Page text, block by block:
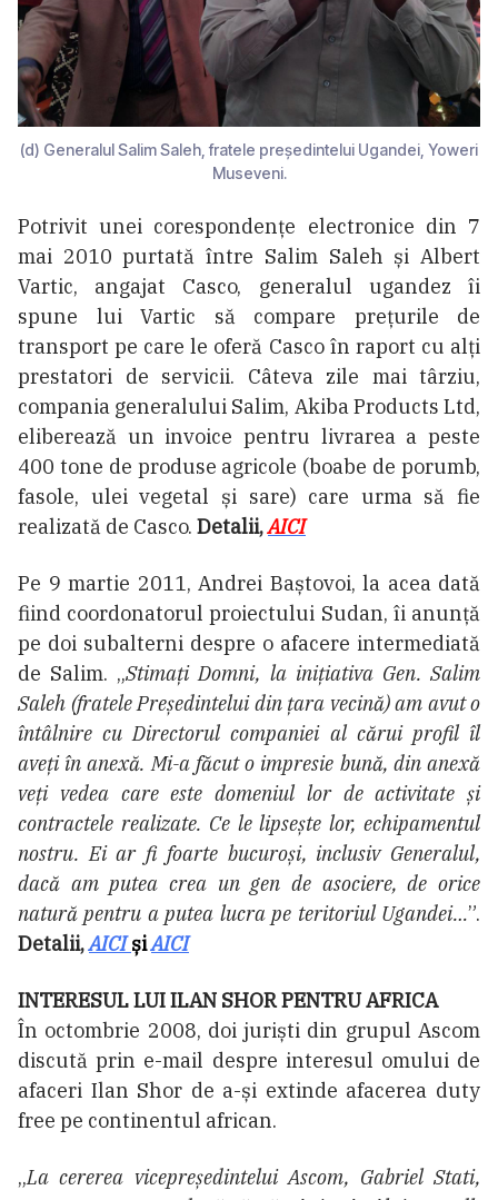
(d) Generalul Salim Saleh, fratele președintelui Ugandei, Yoweri
Museveni.
Potrivit unei corespondențe electronice din 7
mai 2010 purtată între Salim Saleh și Albert
Vartic, angajat Casco, generalul ugandez îi
spune lui Vartic să compare prețurile de
transport pe care le oferă Casco în raport cu alți
prestatori de servicii. Câteva zile mai târziu,
compania generalului Salim, Akiba Products Ltd,
eliberează un invoice pentru livrarea a peste
400 tone de produse agricole (boabe de porumb,
fasole, ulei vegetal și sare) care urma să fie
realizată de Casco. Detalii,AICI
Pe 9 martie 2011, Andrei Baștovoi, la acea dată
fiind coordonatorul proiectului Sudan, îi anunță
pe doi subalterni despre o afacere intermediată
de Salim. „Stimați Domni, la inițiativa Gen. Salim
Saleh (fratele Președintelui din țara vecină) am avut o
întâlnire cu Directorul companiei al cărui profil îl
aveți în anexă. Mi-a făcut o impresie bună, din anexă
veți vedea care este domeniul lor de activitate și
contractele realizate. Ce le lipsește lor, echipamentul
nostru. Ei ar fi foarte bucuroși, inclusiv Generalul,
dacă am putea crea un gen de asociere, de orice
natură pentru a putea lucra pe teritoriul Ugandei…”.
Detalii,AICIșiAICI
INTERESUL LUI ILAN SHOR PENTRU AFRICA
În octombrie 2008, doi juriști din grupul Ascom
discută prin e-mail despre interesul omului de
afaceri Ilan Shor de a-și extinde afacerea duty
free pe continentul african.
„La cererea vicepreședintelui Ascom, Gabriel Stati,